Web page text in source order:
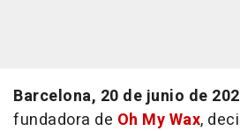
Barcelona, 20 de junio de
fundadora de Oh My Wax,